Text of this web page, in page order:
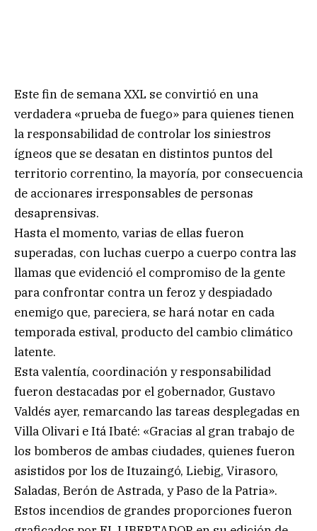
Este fin de semana XXL se convirtió en una
verdadera «prueba de fuego» para quienes tienen
la responsabilidad de controlar los siniestros
ígneos que se desatan en distintos puntos del
territorio correntino, la mayoría, por consecuencia
de accionares irresponsables de personas
desaprensivas.
Hasta el momento, varias de ellas fueron
superadas, con luchas cuerpo a cuerpo contra las
llamas que evidenció el compromiso de la gente
para confrontar contra un feroz y despiadado
enemigo que, pareciera, se hará notar en cada
temporada estival, producto del cambio climático
latente.
Esta valentía, coordinación y responsabilidad
fueron destacadas por el gobernador, Gustavo
Valdés ayer, remarcando las tareas desplegadas en
Villa Olivari e Itá Ibaté: «Gracias al gran trabajo de
los bomberos de ambas ciudades, quienes fueron
asistidos por los de Ituzaingó, Liebig, Virasoro,
Saladas, Berón de Astrada, y Paso de la Patria».
Estos incendios de grandes proporciones fueron